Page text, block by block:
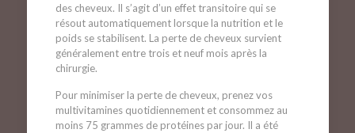
des cheveux. Il s’agit d’un effet transitoire qui se
résout automatiquement lorsque la nutrition et le
poids se stabilisent. La perte de cheveux survient
généralement entre trois et neuf mois après la
chirurgie.
Pour minimiser la perte de cheveux, prenez vos
multivitamines quotidiennement et consommez au
moins 75 grammes de protéines par jour. Il a été